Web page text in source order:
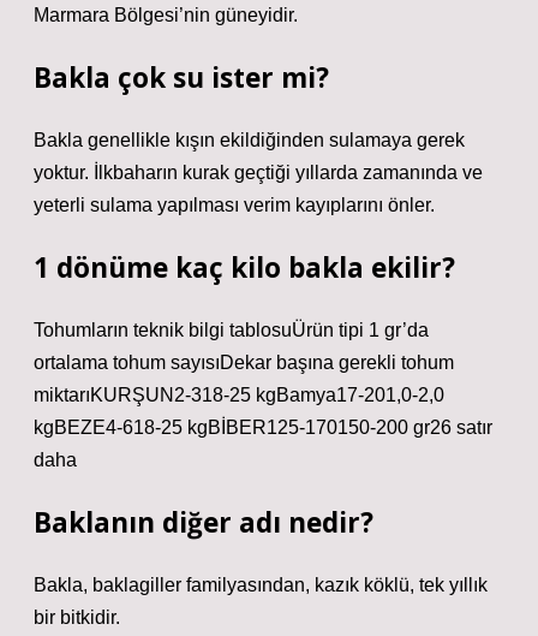
Marmara Bölgesi’nin güneyidir.
Bakla çok su ister mi?
Bakla genellikle kışın ekildiğinden sulamaya gerek
yoktur. İlkbaharın kurak geçtiği yıllarda zamanında ve
yeterli sulama yapılması verim kayıplarını önler.
1 dönüme kaç kilo bakla ekilir?
Tohumların teknik bilgi tablosuÜrün tipi 1 gr’da
ortalama tohum sayısıDekar başına gerekli tohum
miktarıKURŞUN2-318-25 kgBamya17-201,0-2,0
kgBEZE4-618-25 kgBİBER125-170150-200 gr26 satır
daha
Baklanın diğer adı nedir?
Bakla, baklagiller familyasından, kazık köklü, tek yıllık
bir bitkidir.